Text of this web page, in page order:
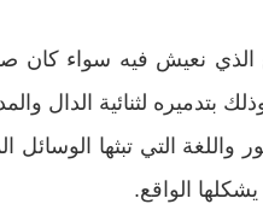
الذي نعيش فيه سواء
بتدميره لثنائية الدال
واللغة التي تبثها الوسائل
الواقع.